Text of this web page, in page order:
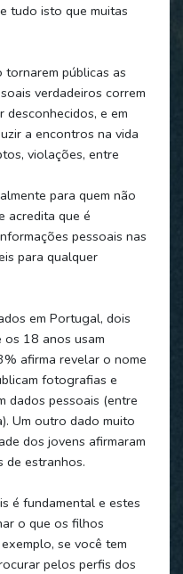
tudo isto que muitas
públicas as
verdadeiros correm
desconhecidos, e em
a encontros na vida
violações, entre
para quem não
acredita que é
pessoais nas
para qualquer
em Portugal, dois
18 anos usam
afirma revelar o nome
fotografias e
dados pessoais (entre
Um outro dado muito
dos jovens afirmaram
de estranhos.
é fundamental e estes
o que os filhos
se você tem
pelos perfis dos